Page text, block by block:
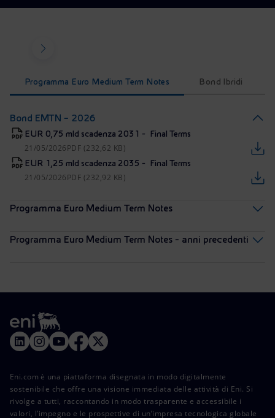
Programma Euro Medium Term Notes Bond Ibridi
Bond EMTN – 2026
EUR 0,75 mld scadenza 2031 - Final Terms
21/05/2026PDF (232,62 KB)
EUR 1,25 mld scadenza 2035 - Final Terms
21/05/2026PDF (232,92 KB)
Programma Euro Medium Term Notes
Programma Euro Medium Term Notes - anni precedenti
Eni.com è una piattaforma disegnata in modo digitalmente
sostenibile che offre una visione immediata delle attività di Eni. Si
rivolge a tutti, raccontando in modo trasparente e accessibile i
valori, l’impegno e le prospettive di un’impresa tecnologica globale